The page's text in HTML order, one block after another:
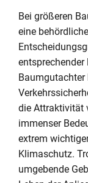
Bei größeren
eine
die Attraktivität
immenser
extrem
Klimaschutz.
umgebende